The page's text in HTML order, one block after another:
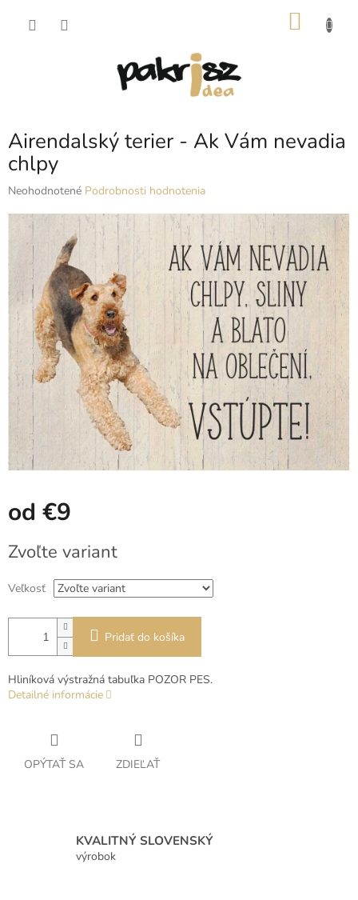
Airendalský terier - Ak Vám nevadia
chlpy
Priemerné
produktu
hviezdičiek.
Neohodnotené Podrobnosti hodnotenia
od €9
cena:
Zvoľte variant
Veľkosť
Pridať do košíka
Hliníková výstražná tabuľka POZOR PES.
Detailné informácie
OPÝTAŤ SA ZDIEĽAŤ
KVALITNÝ SLOVENSKÝ
výrobok